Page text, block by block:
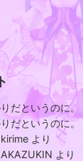
だというのに。
だというのに。
kirime より
AKAZUKIN より